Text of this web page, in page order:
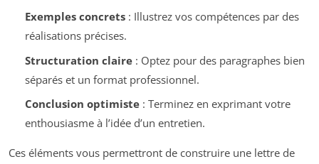
Exemples concrets: Illustrez vos compétences par des
réalisations précises.
Structuration claire: Optez pour des paragraphes bien
séparés et un format professionnel.
Conclusion optimiste: Terminez en exprimant votre
enthousiasme à l’idée d’un entretien.
Ces éléments vous permettront de construire une lettre de